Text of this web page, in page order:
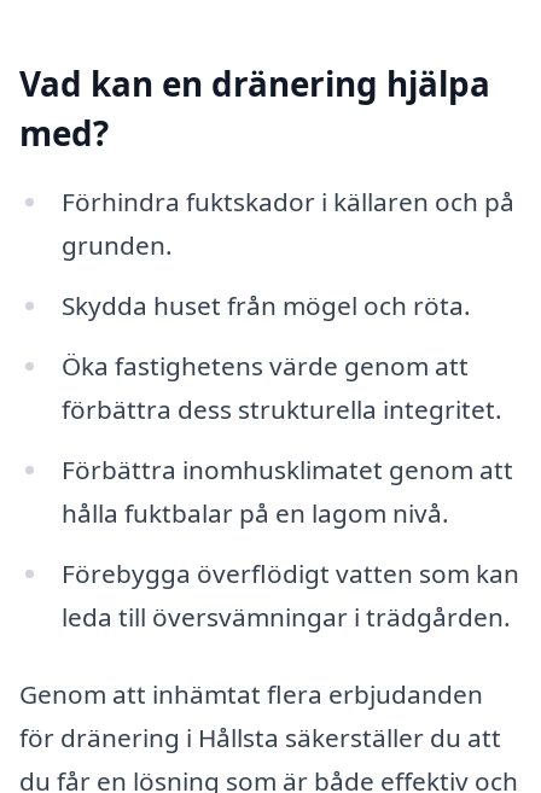
Vad kan en dränering hjälpa
med?
Förhindra fuktskador i källaren och på
grunden.
Skydda huset från mögel och röta.
Öka fastighetens värde genom att
förbättra dess strukturella integritet.
Förbättra inomhusklimatet genom att
hålla fuktbalar på en lagom nivå.
Förebygga överflödigt vatten som kan
leda till översvämningar i trädgården.
Genom att inhämtat flera erbjudanden
för dränering i Hållsta säkerställer du att
du får en lösning som är både effektiv och